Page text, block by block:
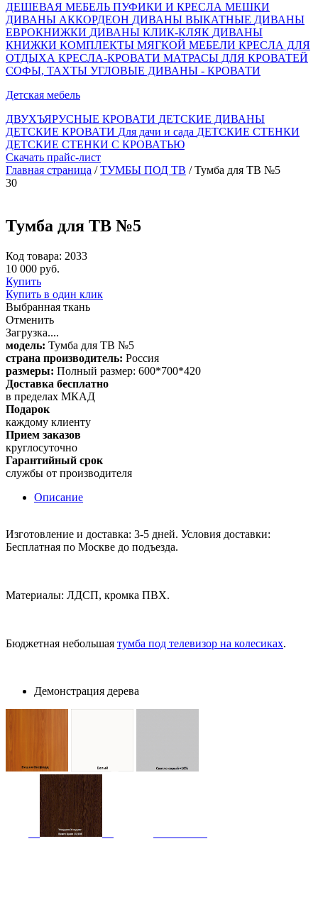
ДЕШЕВАЯ МЕБЕЛЬ ПУФИКИ И КРЕСЛА МЕШКИ
ДИВАНЫ АККОРДЕОН ДИВАНЫ ВЫКАТНЫЕ ДИВАНЫ
ЕВРОКНИЖКИ ДИВАНЫ КЛИК-КЛЯК ДИВАНЫ
КНИЖКИ КОМПЛЕКТЫ МЯГКОЙ МЕБЕЛИ КРЕСЛА ДЛЯ
ОТДЫХА КРЕСЛА-КРОВАТИ МАТРАСЫ ДЛЯ КРОВАТЕЙ
СОФЫ, ТАХТЫ УГЛОВЫЕ ДИВАНЫ - КРОВАТИ
Детская мебель
ДВУХЪЯРУСНЫЕ КРОВАТИ ДЕТСКИЕ ДИВАНЫ
ДЕТСКИЕ КРОВАТИ Для дачи и сада ДЕТСКИЕ СТЕНКИ
ДЕТСКИЕ СТЕНКИ С КРОВАТЬЮ
Скачать прайс-лист
Главная страница /ТУМБЫ ПОД ТВ / Тумба для ТВ №5
30
Тумба для ТВ №5
Код товара: 2033
10 000 руб.
Купить
Купить в один клик
Выбранная ткань
Отменить
Загрузка....
модель: Тумба для ТВ №5
страна производитель: Россия
размеры: Полный размер: 600*700*420
Доставка бесплатно
в пределах МКАД
Подарок
каждому клиенту
Прием заказов
круглосуточно
Гарантийный срок
службы от производителя
Описание
Изготовление и доставка: 3-5 дней. Условия доставки:
Бесплатная по Москве до подъезда.
Материалы: ЛДСП, кромка ПВХ.
Бюджетная небольшая тумба под телевизор на колесиках.
Демонстрация дерева